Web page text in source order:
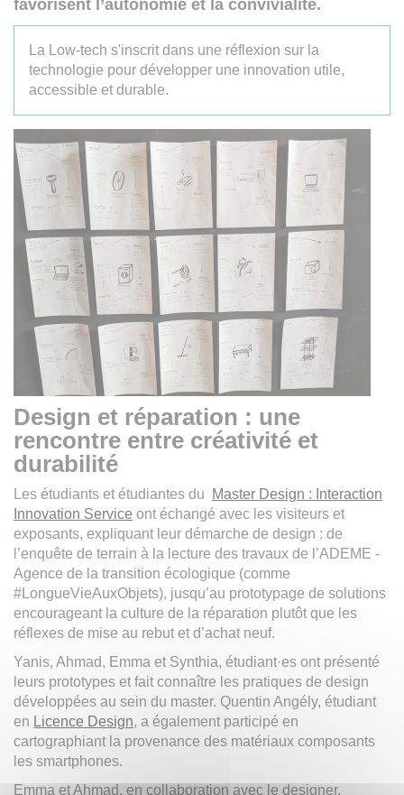
favorisent l’autonomie et la convivialité.
La Low-tech s'inscrit dans une réflexion sur la
technologie pour développer une innovation utile,
accessible et durable.
Design et réparation : une
rencontre entre créativité et
durabilité
Les étudiants et étudiantes du
Master Design : Interaction
Innovation Service ont échangé avec les visiteurs et
exposants, expliquant leur démarche de design : de
l’enquête de terrain à la lecture des travaux de l’ADEME -
Agence de la transition écologique (comme
#LongueVieAuxObjets), jusqu’au prototypage de solutions
encourageant la culture de la réparation plutôt que les
réflexes de mise au rebut et d’achat neuf.
Yanis, Ahmad, Emma et Synthia, étudiant·es ont présenté
leurs prototypes et fait connaître les pratiques de design
développées au sein du master. Quentin Angély, étudiant
en Licence Design, a également participé en
cartographiant la provenance des matériaux composants
les smartphones.
Emma et Ahmad, en collaboration avec le designer,